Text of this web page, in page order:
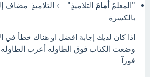
"المعلمُ أمامَ التلاميذِ"
التلاميذِ: مضاف
بالكسرة.
اذا كان لديك إجابة افضل او هناك خطأ في
وضعت الكتاب فوق الطاوله أعرب الطاوله
فورآ.